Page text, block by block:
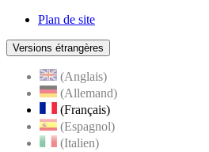
Plan de site
Versions étrangères
(Anglais)
(Allemand)
(Français)
(Espagnol)
(Italien)